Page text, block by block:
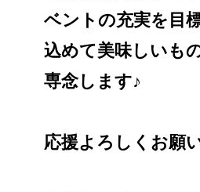
ベントの充実を目
込めて美味しいも
専念します♪
応援よろしくお願